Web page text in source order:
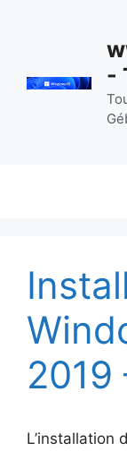
-
2019
L’installation